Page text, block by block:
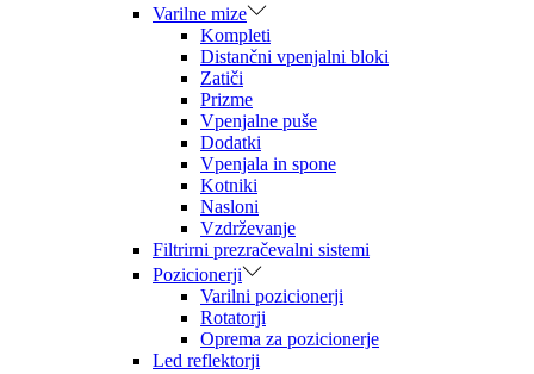
Varilne mize
Kompleti
Distančni vpenjalni bloki
Zatiči
Prizme
Vpenjalne puše
Dodatki
Vpenjala in spone
Kotniki
Nasloni
Vzdrževanje
Filtrirni prezračevalni sistemi
Pozicionerji
Varilni pozicionerji
Rotatorji
Oprema za pozicionerje
Led reflektorji